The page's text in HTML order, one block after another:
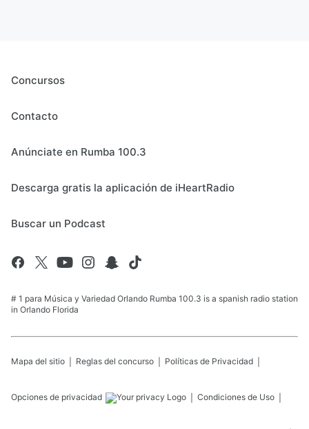
Concursos
Contacto
Anúnciate en Rumba 100.3
Descarga gratis la aplicación de iHeartRadio
Buscar un Podcast
# 1 para Música y Variedad Orlando Rumba 100.3 is a spanish radio station
in Orlando Florida
Mapa del sitio Reglas del concurso Políticas de Privacidad
Opciones de privacidad Condiciones de Uso